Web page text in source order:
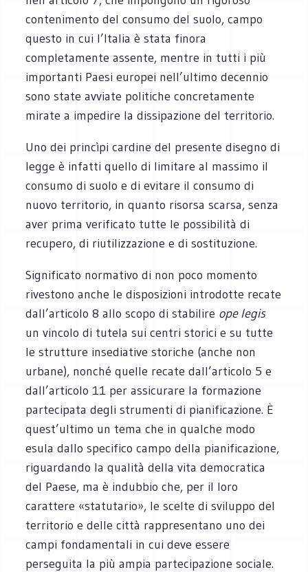
contenimento del consumo del suolo, campo
questo in cui l’Italia è stata finora
completamente assente, mentre in tutti i più
importanti Paesi europei nell’ultimo decennio
sono state avviate politiche concretamente
mirate a impedire la dissipazione del territorio.
Uno dei princìpi cardine del presente disegno di
legge è infatti quello di limitare al massimo il
consumo di suolo e di evitare il consumo di
nuovo territorio, in quanto risorsa scarsa, senza
aver prima verificato tutte le possibilità di
recupero, di riutilizzazione e di sostituzione.
Significato normativo di non poco momento
rivestono anche le disposizioni introdotte recate
dall’articolo 8 allo scopo di stabilire ope legis
un vincolo di tutela sui centri storici e su tutte
le strutture insediative storiche (anche non
urbane), nonché quelle recate dall’articolo 5 e
dall’articolo 11 per assicurare la formazione
partecipata degli strumenti di pianificazione. È
quest’ultimo un tema che in qualche modo
esula dallo specifico campo della pianificazione,
riguardando la qualità della vita democratica
del Paese, ma è indubbio che, per il loro
carattere «statutario», le scelte di sviluppo del
territorio e delle città rappresentano uno dei
campi fondamentali in cui deve essere
perseguita la più ampia partecipazione sociale.